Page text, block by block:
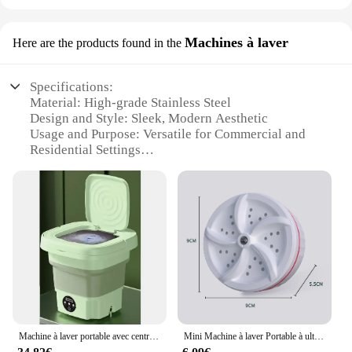
Here are the products found in the Machines à laver
Specifications:
Material: High-grade Stainless Steel
Design and Style: Sleek, Modern Aesthetic
Usage and Purpose: Versatile for Commercial and
Residential Settings
Advanced Cleaning Technology
Parts and Accessories: Comprehensive Set Included
Typical Adaptive Scenario: Suitable for Small to
Large-Scale Laundry Operations
Features:
|Wholesale|Vendors|
**Efficient and Durable Performance**
Crafted from robust stainless steel, this machine à
laver is designed to withstand the rigors of frequentMini Machine à laver Portable à ultrasons Turbo, rechargeable par USB, rotative, pour la maison et les voyages